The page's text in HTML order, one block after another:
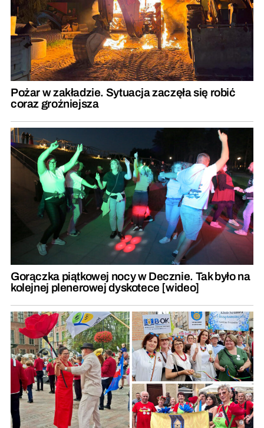
Pożar w zakładzie. Sytuacja zaczęła się robić
coraz groźniejsza
Gorączka piątkowej nocy w Decznie. Tak było na
kolejnej plenerowej dyskotece [wideo]